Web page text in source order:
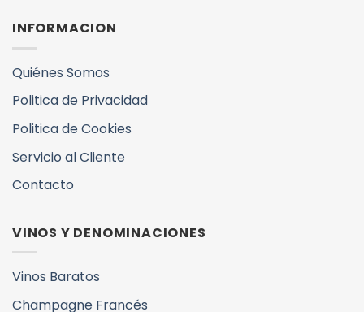
INFORMACION
Quiénes Somos
Politica de Privacidad
Politica de Cookies
Servicio al Cliente
Contacto
VINOS Y DENOMINACIONES
Vinos Baratos
Champagne Francés